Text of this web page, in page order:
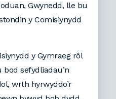
Gwynedd, lle bu
y Comisiynydd
y Gymraeg rôl
sefydliadau’n
wrth hyrwyddo’r